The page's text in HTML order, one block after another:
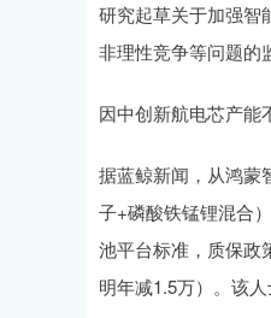
研究起草关于加强智
非理性竞争等问题的
因中创新航电芯产能
据蓝鲸新闻，从鸿蒙
子+磷酸铁锰锂混合
池平台标准，质保政
明年减1.5万）。该